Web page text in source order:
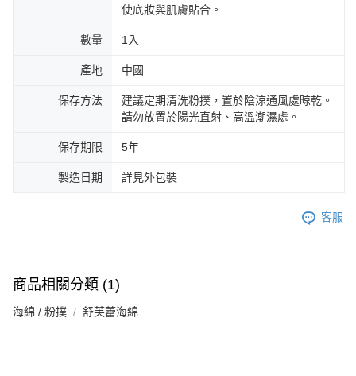
使底妝與肌膚貼合。
數量 1入
產地 中國
保存方法
建議定期清洗粉撲，置於陰涼通風處晾乾。
請勿放置於陽光直射、高溫潮濕處。
保存期限 5年
製造日期 詳見外包裝
客服
商品相關分類 (1)
海綿 / 粉撲 舒芙蕾海綿